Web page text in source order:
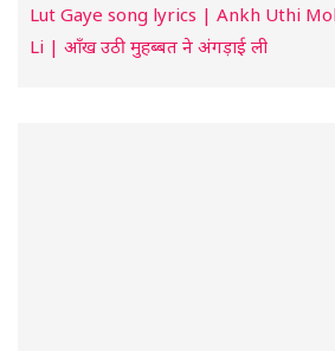
Lut Gaye song lyrics | Ankh Uthi
Li | आँख उठी मुहब्बत ने अंगड़ाई ली